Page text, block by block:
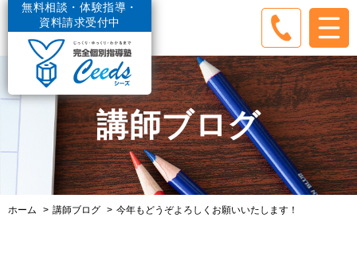
無料相談・体験指導・
資料請求受付中
講師ブログ
ホーム 講師ブログ 今年もどうぞよろしくお願いいたします！